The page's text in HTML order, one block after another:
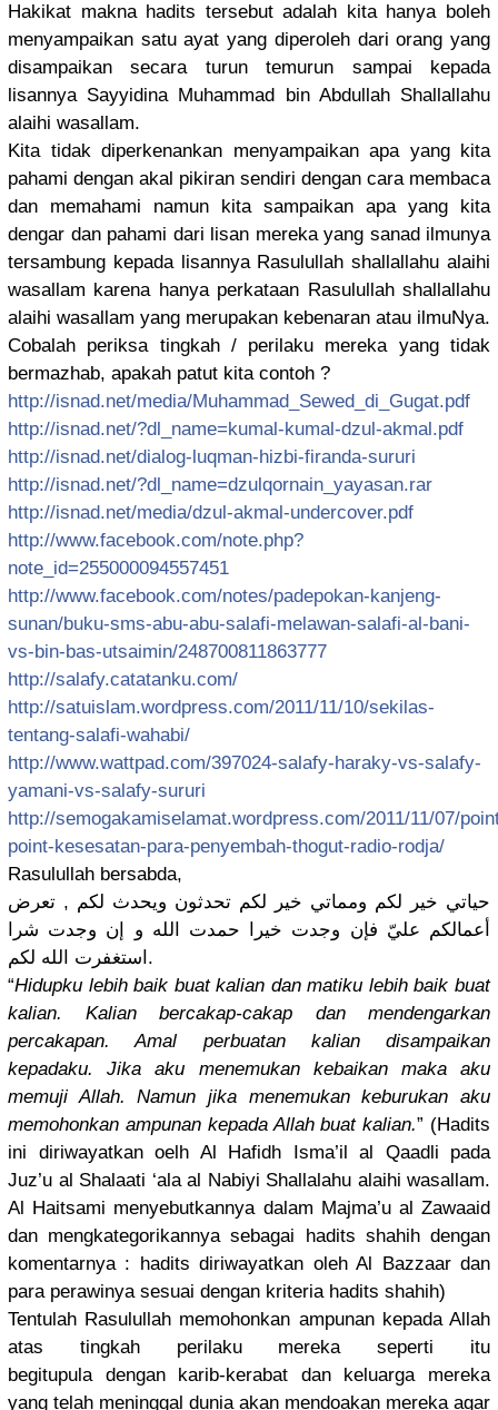
Hakikat makna hadits tersebut adalah kita hanya boleh
menyampaikan satu ayat yang diperoleh dari orang yang
disampaikan secara turun temurun sampai kepada
lisannya Sayyidina Muhammad bin Abdullah Shallallahu
alaihi wasallam.
Kita tidak diperkenankan menyampaikan apa yang kita
pahami dengan akal pikiran sendiri dengan cara membaca
dan memahami namun kita sampaikan apa yang kita
dengar dan pahami dari lisan mereka yang sanad ilmunya
tersambung kepada lisannya Rasulullah shallallahu alaihi
wasallam karena hanya perkataan Rasulullahshallallahu
alaihi wasallam yang merupakan kebenaran atau ilmuNya.
Cobalah periksa tingkah /perilaku mereka yang tidak
bermazhab, apakah patut kita contoh ?
http://isnad.net/media/Muhammad_Sewed_di_Gugat.pdf
http://isnad.net/?dl_name=kumal-kumal-dzul-akmal.pdf
http://isnad.net/dialog-luqman-hizbi-firanda-sururi
http://isnad.net/?dl_name=dzulqornain_ yayasan.rar
http://isnad.net/media/dzul-akmal-undercover.pdf
http://www.facebook.com/note.php?
note_id=255000094557451
http://www.facebook.com/notes/padepokan-kanjeng-
sunan/buku-sms-abu-abu-salafi-melawan-salafi-al-bani-
vs-bin-bas-utsaimin/248700811863777
http://salafy.catatanku.com/
http://satuislam.wordpress.com/2011/11/10/sekilas-
tentang-salafi-wahabi/
http://www.wattpad.com/397024-salafy-haraky-vs-salafy-
yamani-vs-salafy-sururi
http://semogakamiselamat.wordpress.com/2011/11/07/
point-kesesatan-para-penyembah-thogut-radio-rodja/
Rasulullah bersabda,
حياتي خير لكم ومماتي خير لكم تحدثون ويحدث لكم , تعرض
أعمالكم عليّ فإن وجدت خيرا حمدت الله و إن وجدت شرا
استغفرت الله لكم.
“Hidupku lebih baik buat kalian dan matiku lebih baik buat
kalian. Kalian bercakap-cakap dan mendengarkan
percakapan. Amal perbuatan kalian disampaikan
kepadaku. Jika aku menemukan kebaikan maka aku
memuji Allah. Namun jika menemukan keburukan aku
memohonkan ampunan kepada Allah buat kalian.” (Hadits
ini diriwayatkan oelh Al Hafidh Isma’il al Qaadli pada
Juz’u al Shalaati ‘ala al Nabiyi Shallalahu alaihi wasallam.
Al Haitsami menyebutkannya dalam Majma’u al Zawaaid
dan mengkategorikannya sebagai hadits shahih dengan
komentarnya : hadits diriwayatkan oleh Al Bazzaar dan
para perawinya sesuai dengan kriteria hadits shahih)
Tentulah Rasulullah memohonkan ampunan kepada Allah
atas tingkah perilaku mereka seperti itu
begitupuladengan karib-kerabat dan keluarga mereka
yang telah meninggal dunia akan mendoakan mereka agar